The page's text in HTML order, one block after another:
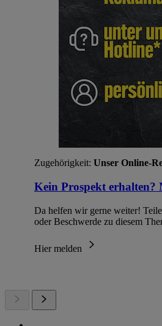
Zugehörigkeit: Unser Online-
Kein Prospekt erhalten?
Da helfen wir gerne weiter!
oder Beschwerde zu diesem
Hier melden